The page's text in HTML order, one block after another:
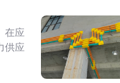
在应
供应